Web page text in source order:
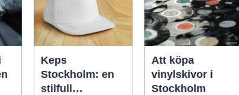
Keps
Stockholm: en
stilfull
Att köpa
vinylskivor i
Stockholm